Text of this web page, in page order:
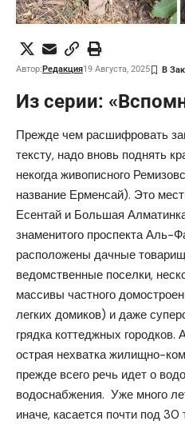
Автор:Редакция19 Августа, 2025
Из серии:
Прежде чем расшифровать
тексту, надо вновь поднять
некогда живописного
название Ерменсай). Это
Есентай и Большая
знаменитого проспекта Аль-
расположены дачные
ведомственные поселки,
массивы частного
легких домиков) и даже
грядка коттеджных городков.
острая нехватка жилищно-
прежде всего речь идет о
водоснабжения. Уже много
иначе, касается почти под